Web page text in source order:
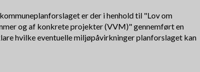
er der i henhold til "Lov om
og af konkrete projekter (VVM)" gennemført en
hvilke eventuelle miljøpåvirkninger planforslaget kan